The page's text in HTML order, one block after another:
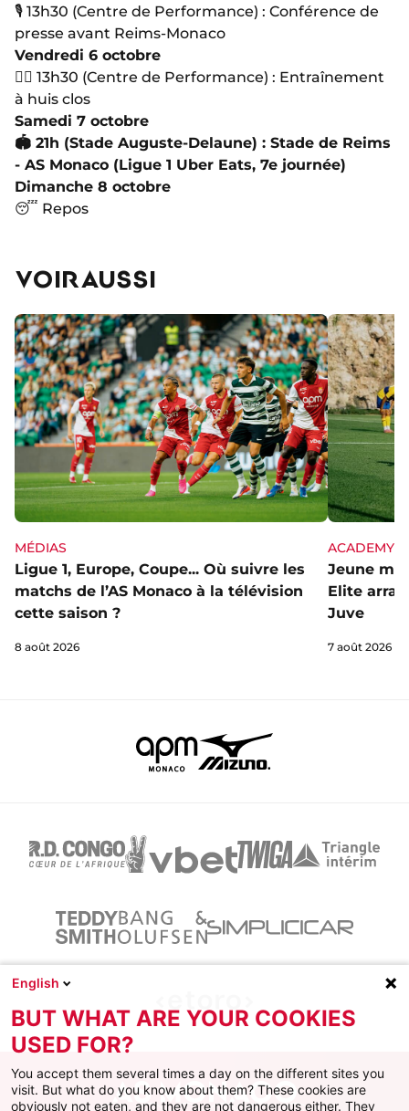
🎙 13h30 (Centre de Performance) : Conférence de
presse avant Reims-Monaco
Vendredi 6 octobre
🏋🏻 13h30 (Centre de Performance) : Entraînement
à huis clos
Samedi 7 octobre
🏟 21h (Stade Auguste-Delaune) : Stade de Reims
- AS Monaco (Ligue 1 Uber Eats, 7e journée)
Dimanche 8 octobre
😴 Repos
VOIR AUSSI
MÉDIAS
Ligue 1, Europe, Coupe... Où suivre les
matchs de l’AS Monaco à la télévision
cette saison ?
8 août 2026
ACADEMY
Jeune
Elite
Juve
7 août 2026
English
BUT WHAT ARE YOUR COOKIES
USED FOR?
You accept them several times a day on the different sites you
visit. But what do you know about them? These cookies are
obviously not eaten, and they are not dangerous either. They